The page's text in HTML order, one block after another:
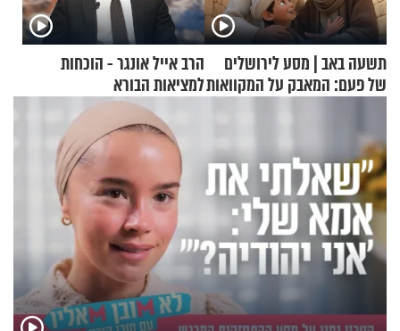
תשעה באב | מסע לירושלים
של פעם: המאבק על המקוואות
הרב אייל אונגר - הוכחות
למציאות הבורא